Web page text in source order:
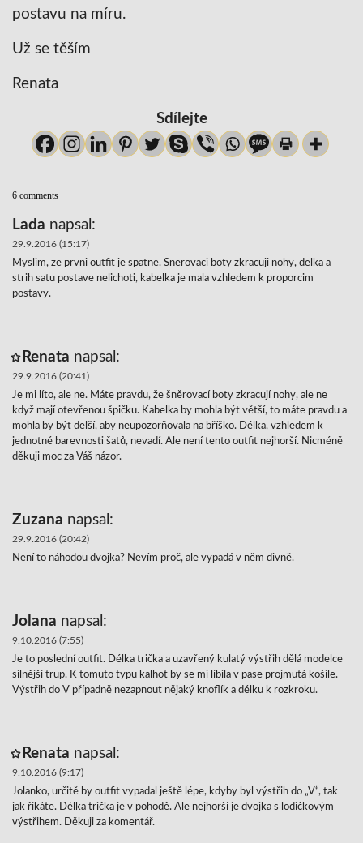
postavu na míru.
Už se těším
Renata
Sdílejte
6 comments
Lada napsal:
29.9.2016 (15:17)
Myslim, ze prvni outfit je spatne. Snerovaci boty zkracuji nohy, delka a
strih satu postave nelichoti, kabelka je mala vzhledem k proporcim
postavy.
Renata napsal:
29.9.2016 (20:41)
Je mi líto, ale ne. Máte pravdu, že šněrovací boty zkracují nohy, ale ne
když mají otevřenou špičku. Kabelka by mohla být větší, to máte pravdu a
mohla by být delší, aby neupozorňovala na bříško. Délka, vzhledem k
jednotné barevnosti šatů, nevadí. Ale není tento outfit nejhorší. Nicméně
děkuji moc za Váš názor.
Zuzana napsal:
29.9.2016 (20:42)
Není to náhodou dvojka? Nevím proč, ale vypadá v něm divně.
Jolana napsal:
9.10.2016 (7:55)
Je to poslední outfit. Délka trička a uzavřený kulatý výstřih dělá modelce
silnější trup. K tomuto typu kalhot by se mi líbila v pase projmutá košile.
Výstřih do V případně nezapnout nějaký knoflík a délku k rozkroku.
Renata napsal:
9.10.2016 (9:17)
Jolanko, určitě by outfit vypadal ještě lépe, kdyby byl výstřih do „V“, tak
jak říkáte. Délka trička je v pohodě. Ale nejhorší je dvojka s lodičkovým
výstřihem. Děkuji za komentář.